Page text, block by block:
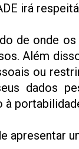
irá
de onde
Além
ou
dados